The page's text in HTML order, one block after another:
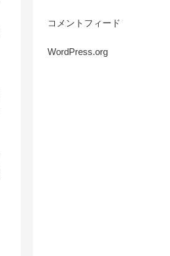
コメントフィード
WordPress.org